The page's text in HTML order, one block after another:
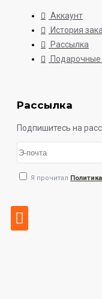
Аккаунт
История
Рассылка
Рассылка
Подпишитесь на
Я прочитал